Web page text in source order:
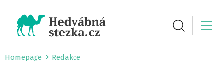
Homepage Redakce